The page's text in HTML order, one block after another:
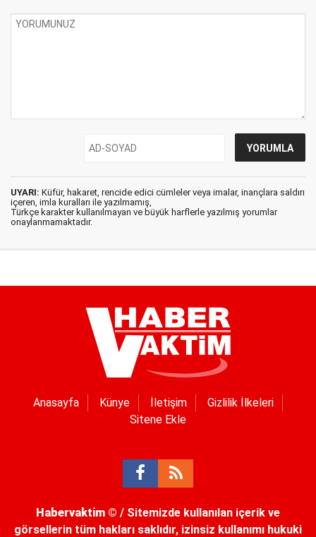
UYARI: Küfür, hakaret, rencide edici cümleler veya imalar, inançlara saldırı
içeren, imla kuralları ile yazılmamış,
Türkçe karakter kullanılmayan ve büyük harflerle yazılmış yorumlar
onaylanmamaktadır.
Anasayfa Künye İletişim
Gizlilik İlkeleri
Sitene Ekle
Habervaktim © / Sitemizde kullanılan içerik ve
görsellerin tüm hakları saklıdır, izinsiz kullanımı hukuki